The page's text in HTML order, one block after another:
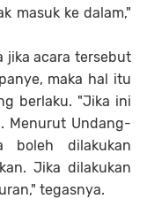
masuk ke dalam,"
jika acara tersebut
maka hal itu
berlaku. "Jika ini
Menurut Undang-
boleh dilakukan
Jika dilakukan
tegasnya.